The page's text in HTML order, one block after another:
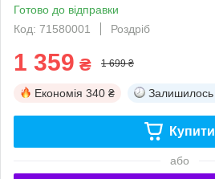
Готово до відправки
Код: 71580001
Роздріб
1 359 ₴ 1 699 ₴
Економія 340 ₴ Залишилось
Купити
або